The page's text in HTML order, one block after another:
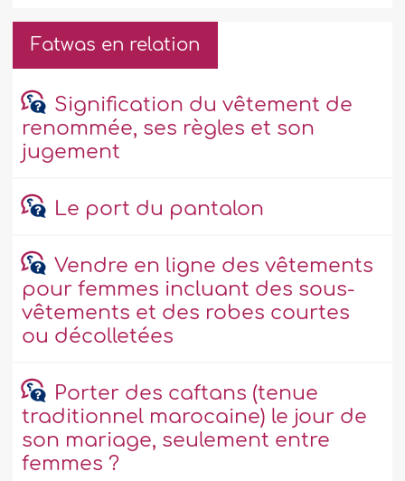
Fatwas en relation
Signification du vêtement de
renommée, ses règles et son
jugement
Le port du pantalon
Vendre en ligne des vêtements
pour femmes incluant des sous-
vêtements et des robes courtes
ou décolletées
Porter des caftans (tenue
traditionnel marocaine) le jour de
son mariage, seulement entre
femmes ?